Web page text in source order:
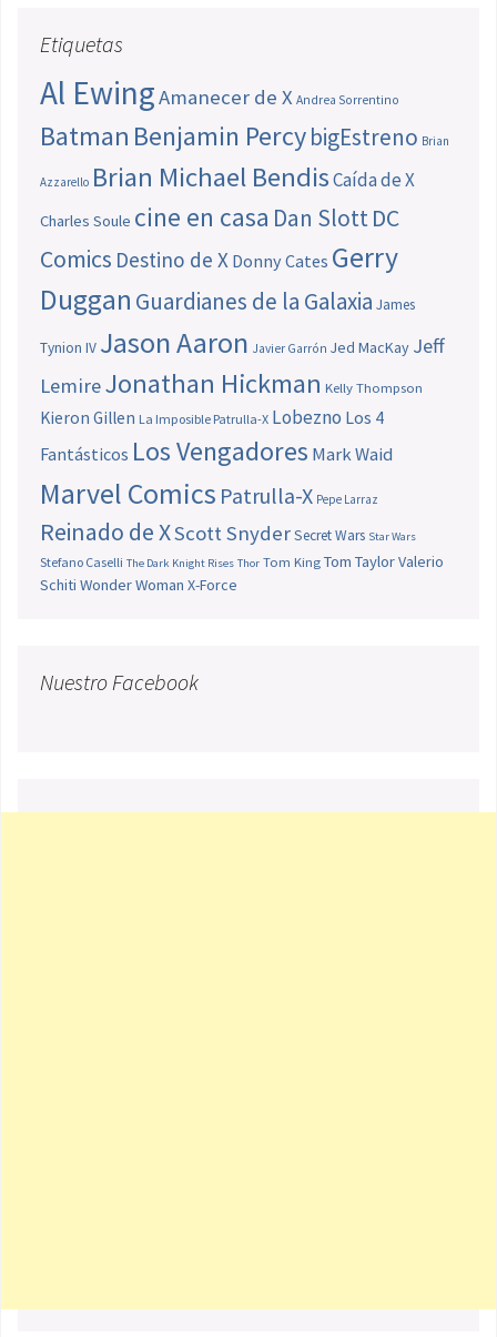
Etiquetas
Al EwingAmanecer de X Andrea Sorrentino
Batman Benjamin PercybigEstreno Brian
Azzarello Brian Michael BendisCaída de X
Charles Soule cine en casa Dan SlottDC
Comics Destino de X Donny Cates Gerry
Duggan Guardianes de la Galaxia James
Tynion IV Jason Aaron Javier Garrón Jed MacKay Jeff
LemireJonathan Hickman Kelly Thompson
Kieron Gillen La Imposible Patrulla-X Lobezno Los 4
Fantásticos Los Vengadores Mark Waid
Marvel Comics Patrulla-X Pepe Larraz
Reinado de XScott SnyderSecret Wars Star Wars
Stefano Caselli The Dark Knight Rises Thor Tom King Tom TaylorValerio
Schiti Wonder Woman X-Force
Nuestro Facebook